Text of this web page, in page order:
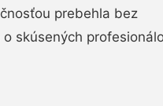
prebehla bez
skúsených